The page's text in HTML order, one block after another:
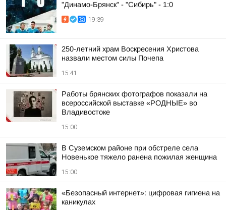
"Динамо-Брянск" - "Сибирь" - 1:0
19:39
250-летний храм Воскресения Христова
назвали местом силы Почепа
15:41
Работы брянских фотографов показали на
всероссийской выставке «РОДНЫЕ» во
Владивостоке
15:00
В Суземском районе при обстреле села
Новенькое тяжело ранена пожилая женщина
15:00
«Безопасный интернет»: цифровая гигиена на
каникулах